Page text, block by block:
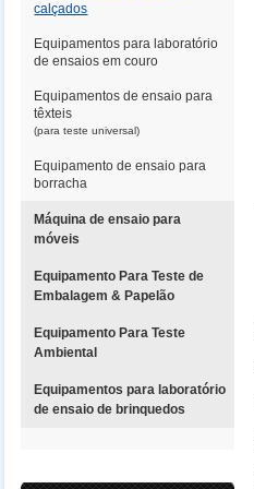
calçados
Equipamentos para laboratório
de ensaios em couro
Equipamentos de ensaio para
têxteis
(para teste universal)
Equipamento de ensaio para
borracha
Máquina de ensaio para
móveis
Equipamento Para Teste de
Embalagem & Papelão
Equipamento Para Teste
Ambiental
Equipamentos para laboratório
de ensaio de brinquedos